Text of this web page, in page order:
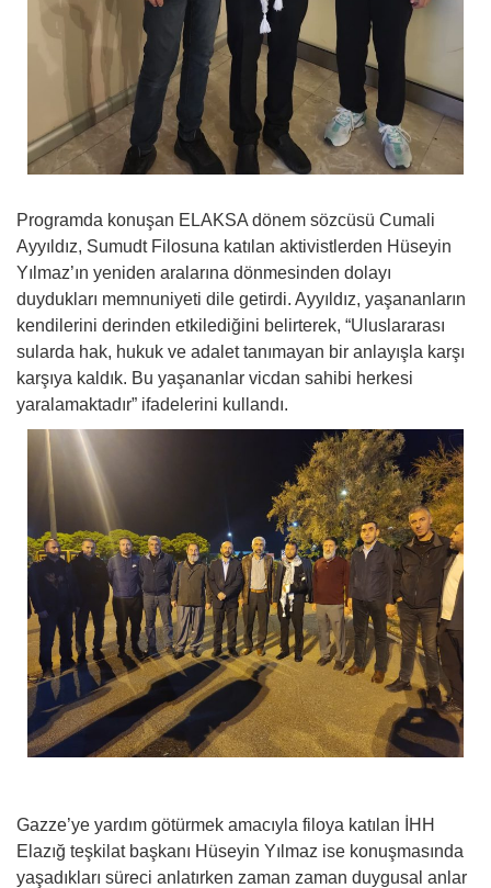
Programda konuşan ELAKSA dönem sözcüsü Cumali
Ayyıldız, Sumudt Filosuna katılan aktivistlerden Hüseyin
Yılmaz’ın yeniden aralarına dönmesinden dolayı
duydukları memnuniyeti dile getirdi. Ayyıldız, yaşananların
kendilerini derinden etkilediğini belirterek, “Uluslararası
sularda hak, hukuk ve adalet tanımayan bir anlayışla karşı
karşıya kaldık. Bu yaşananlar vicdan sahibi herkesi
yaralamaktadır” ifadelerini kullandı.
Gazze’ye yardım götürmek amacıyla filoya katılan İHH
Elazığ teşkilat başkanı Hüseyin Yılmaz ise konuşmasında
yaşadıkları süreci anlatırken zaman zaman duygusal anlar